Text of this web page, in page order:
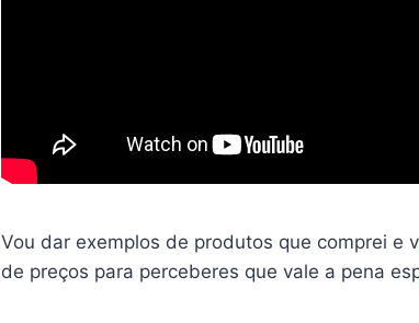
Vou dar exemplos de produtos que comprei e
de preços para perceberes que vale a pena